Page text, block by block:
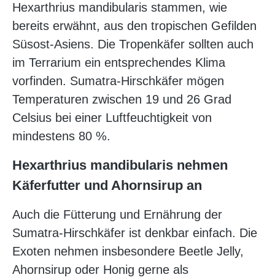
Hexarthrius mandibularis stammen, wie
bereits erwähnt, aus den tropischen Gefilden
Süsost-Asiens. Die Tropenkäfer sollten auch
im Terrarium ein entsprechendes Klima
vorfinden. Sumatra-Hirschkäfer mögen
Temperaturen zwischen 19 und 26 Grad
Celsius bei einer Luftfeuchtigkeit von
mindestens 80 %.
Hexarthrius mandibularis nehmen
Käferfutter und Ahornsirup an
Auch die Fütterung und Ernährung der
Sumatra-Hirschkäfer ist denkbar einfach. Die
Exoten nehmen insbesondere Beetle Jelly,
Ahornsirup oder Honig gerne als